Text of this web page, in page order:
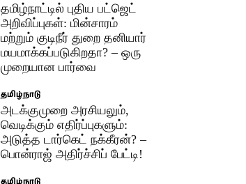
தமிழ்நாட்டில் புதிய பட்ஜெட்
அறிவிப்புகள்: மின்சாரம்
மற்றும் குடிநீர் துறை தனியார்
மயமாக்கப்படுகிறதா? – ஒரு
முறையான பார்வை
தமிழ்நாடு
அடக்குமுறை அரசியலும்,
வெடிக்கும் எதிர்ப்புகளும்:
அடுத்த டார்கெட் நக்கீரன்? –
பொன்ராஜ் அதிர்ச்சிப் பேட்டி! ​